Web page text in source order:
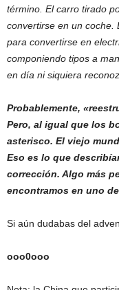
término. El carro tirado
convertirse en un coche.
para convertirse en
componiendo tipos a
en día ni siquiera
Probablemente,
Pero, al igual que los
asterisco. El viejo
Eso es lo que
corrección. Algo más
encontramos en uno
Si aún dudabas del
ooo0ooo